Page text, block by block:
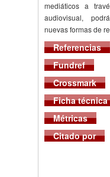
mediáticos a
audiovisual,
nuevas formas de
Referencias
Fundref
Crossmark
Ficha técnica
Métricas
Citado por